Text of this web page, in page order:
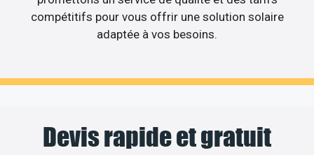
compétitifs pour vous offrir une solution solaire
adaptée à vos besoins.
Devis rapide et gratuit